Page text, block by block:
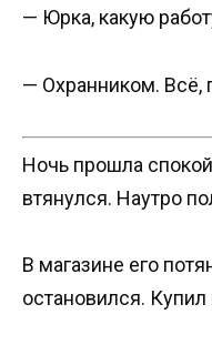
— Юрка, какую
— Охранником. Всё,
Ночь прошла
втянулся. Наутро
В магазине его
остановился.